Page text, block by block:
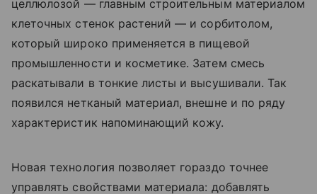
целлюлозой — главным строительным материалом
клеточных стенок растений — и сорбитолом,
который широко применяется в пищевой
промышленности и косметике. Затем смесь
раскатывали в тонкие листы и высушивали. Так
появился нетканый материал, внешне и по ряду
характеристик напоминающий кожу.
Новая технология позволяет гораздо точнее
управлять свойствами материала: добавлять